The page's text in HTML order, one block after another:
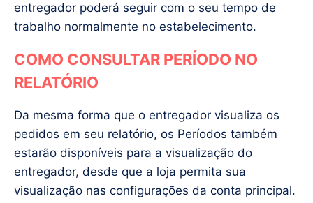
entregador poderá seguir com o seu tempo de
trabalho normalmente no estabelecimento.
COMO CONSULTAR PERÍODO NO
RELATÓRIO
Da mesma forma que o entregador visualiza os
pedidos em seu relatório, os Períodos também
estarão disponíveis para a visualização do
entregador, desde que a loja permita sua
visualização nas configurações da conta principal.